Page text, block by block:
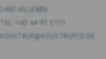
3400 HILLERØD
TEL. +45 44 95 1777